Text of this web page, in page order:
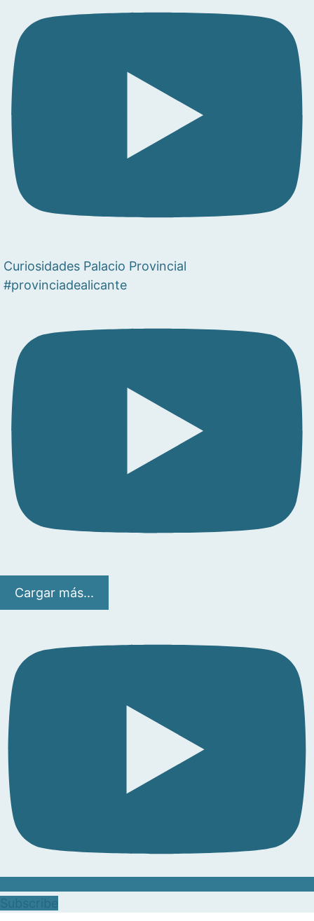
Curiosidades Palacio Provincial
#provinciadealicante
Cargar más...